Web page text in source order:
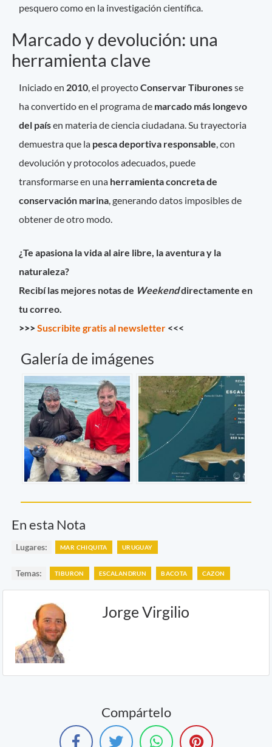
pesquero como en la investigación científica.
Marcado y devolución: una
herramienta clave
Iniciado en 2010, el proyectoConservar Tiburonesse
ha convertido en el programa de marcado más longevo
del paísen materia de ciencia ciudadana. Su trayectoria
demuestra que la pesca deportiva responsable, con
devolución y protocolos adecuados, puede
transformarse en una herramienta concreta de
conservación marina, generando datos imposibles de
obtener de otro modo.
¿Te apasiona la vida al aire libre, la aventura y la
naturaleza?
Recibí las mejores notas de Weekenddirectamente en
tu correo.
>>>Suscribite gratis al newsletter <<<
Galería de imágenes
En esta Nota
Lugares: MAR CHIQUITA URUGUAY
Temas: TIBURON ESCALANDRUN BACOTA CAZON
Jorge Virgilio
Compártelo